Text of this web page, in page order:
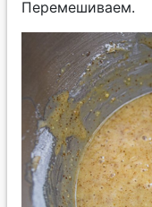
Перемешиваем.